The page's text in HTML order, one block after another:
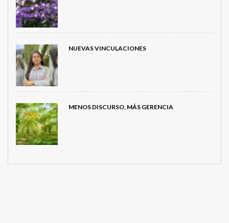
NUEVAS VINCULACIONES
MENOS DISCURSO, MÁS GERENCIA